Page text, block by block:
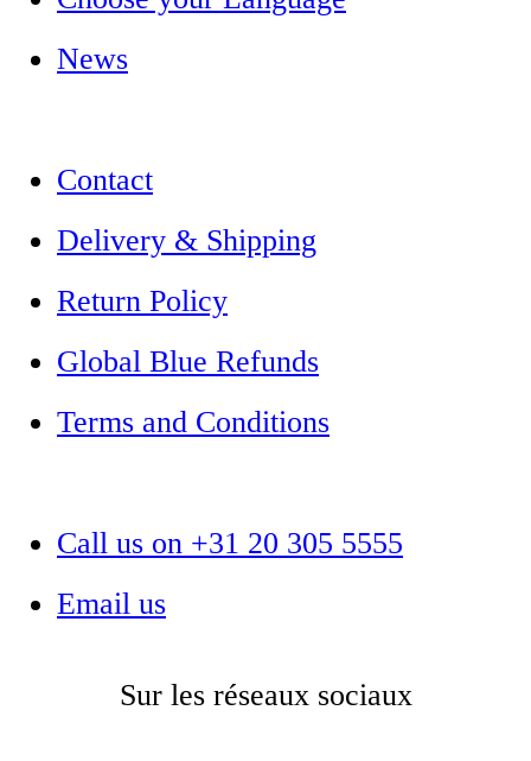
News
Contact
Delivery & Shipping
Return Policy
Global Blue Refunds
Terms and Conditions
Call us on +31 20 305 5555
Email us
Sur les réseaux sociaux